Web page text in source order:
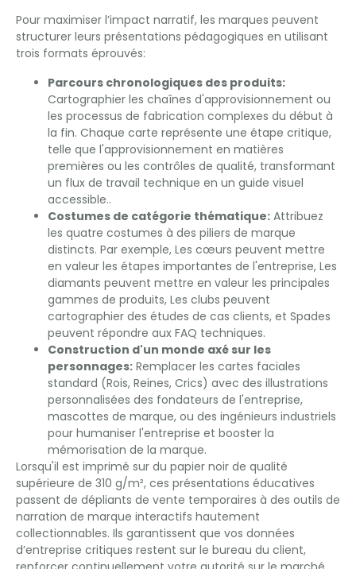
Pour maximiser l’impact narratif, les marques peuvent
structurer leurs présentations pédagogiques en utilisant
trois formats éprouvés:
Parcours chronologiques des produits:
Cartographier les chaînes d'approvisionnement ou
les processus de fabrication complexes du début à
la fin. Chaque carte représente une étape critique,
telle que l'approvisionnement en matières
premières ou les contrôles de qualité, transformant
un flux de travail technique en un guide visuel
accessible..
Costumes de catégorie thématique: Attribuez
les quatre costumes à des piliers de marque
distincts. Par exemple, Les cœurs peuvent mettre
en valeur les étapes importantes de l'entreprise, Les
diamants peuvent mettre en valeur les principales
gammes de produits, Les clubs peuvent
cartographier des études de cas clients, et Spades
peuvent répondre aux FAQ techniques.
Construction d'un monde axé sur les
personnages: Remplacer les cartes faciales
standard (Rois, Reines, Crics) avec des illustrations
personnalisées des fondateurs de l'entreprise,
mascottes de marque, ou des ingénieurs industriels
pour humaniser l'entreprise et booster la
mémorisation de la marque.
Lorsqu'il est imprimé sur du papier noir de qualité
supérieure de 310 g/m², ces présentations éducatives
passent de dépliants de vente temporaires à des outils de
narration de marque interactifs hautement
collectionnables. Ils garantissent que vos données
d’entreprise critiques restent sur le bureau du client,